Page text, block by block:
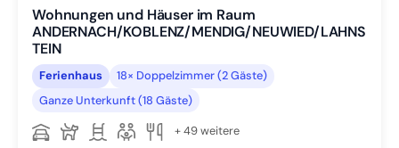
Wohnungen und Häuser im Raum
ANDERNACH/KOBLENZ/MENDIG/NEUWIED/LAHNS
TEIN
Ferienhaus
18× Doppelzimmer (2 Gäste)
Ganze Unterkunft (18 Gäste)
+ 49 weitere